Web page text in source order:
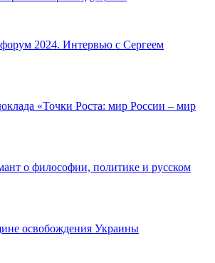
2024. Интервью с Сергеем
«Точки Роста: мир России – мир
о философии, политике и русском
освобождения Украины